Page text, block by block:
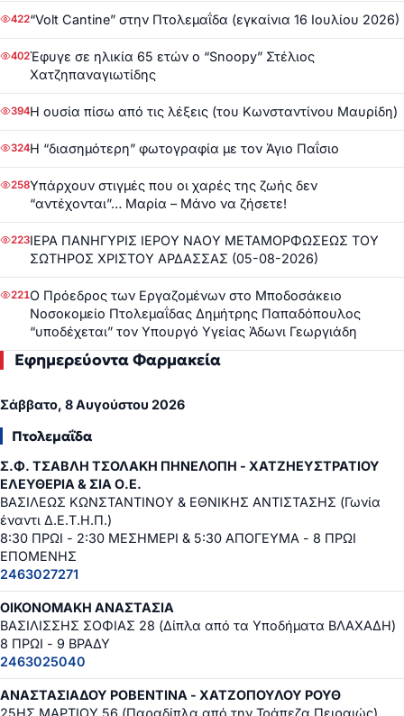
422“Volt Cantine” στην Πτολεμαΐδα (εγκαίνια 16 Ιουλίου 2026)
402Έφυγε σε ηλικία 65 ετών ο “Snoopy” Στέλιος
Χατζηπαναγιωτίδης
394Η ουσία πίσω από τις λέξεις (του Κωνσταντίνου Μαυρίδη)
324Η “διασημότερη” φωτογραφία με τον Άγιο Παΐσιο
258Υπάρχουν στιγμές που οι χαρές της ζωής δεν
“αντέχονται”… Μαρία – Μάνο να ζήσετε!
223ΙΕΡΑ ΠΑΝΗΓΥΡΙΣ ΙΕΡΟΥ ΝΑΟΥ ΜΕΤΑΜΟΡΦΩΣΕΩΣ ΤΟΥ
ΣΩΤΗΡΟΣ ΧΡΙΣΤΟΥ ΑΡΔΑΣΣΑΣ (05-08-2026)
221Ο Πρόεδρος των Εργαζομένων στο Μποδοσάκειο
Νοσοκομείο Πτολεμαΐδας Δημήτρης Παπαδόπουλος
“υποδέχεται” τον Υπουργό Υγείας Άδωνι Γεωργιάδη
Εφημερεύοντα Φαρμακεία
Σάββατο, 8 Αυγούστου 2026
Πτολεμαΐδα
Σ.Φ. ΤΣΑΒΛΗ ΤΣΟΛΑΚΗ ΠΗΝΕΛΟΠΗ - ΧΑΤΖΗΕΥΣΤΡΑΤΙΟΥ
ΕΛΕΥΘΕΡΙΑ & ΣΙΑ Ο.Ε.
ΒΑΣΙΛΕΩΣ ΚΩΝΣΤΑΝΤΙΝΟΥ & ΕΘΝΙΚΗΣ ΑΝΤΙΣΤΑΣΗΣ (Γωνία
έναντι Δ.Ε.Τ.Η.Π.)
8:30 ΠΡΩΙ - 2:30 ΜΕΣΗΜΕΡΙ & 5:30 ΑΠΟΓΕΥΜΑ - 8 ΠΡΩΙ
ΕΠΟΜΕΝΗΣ
2463027271
ΟΙΚΟΝΟΜΑΚΗ ΑΝΑΣΤΑΣΙΑ
ΒΑΣΙΛΙΣΣΗΣ ΣΟΦΙΑΣ 28 (Δίπλα από τα Υποδήματα ΒΛΑΧΑΔΗ)
8 ΠΡΩΙ - 9 ΒΡΑΔΥ
2463025040
ΑΝΑΣΤΑΣΙΑΔΟΥ ΡΟΒΕΝΤΙΝΑ - ΧΑΤΖΟΠΟΥΛΟΥ ΡΟΥΘ